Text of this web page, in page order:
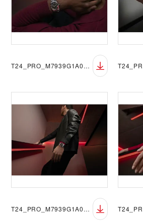
T24_PRO_M7939G1A0NRU-0001_093
T24_PRO_M7939G1A0NRU-0002_082